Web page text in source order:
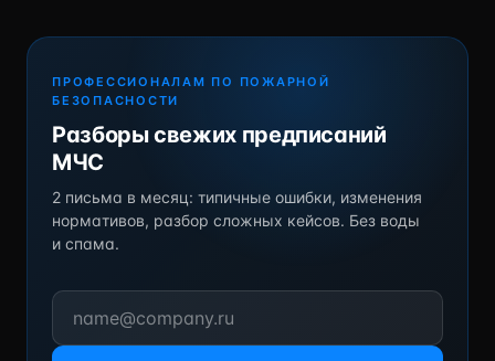
ПРОФЕССИОНАЛАМ ПО ПОЖАРНОЙ
БЕЗОПАСНОСТИ
Разборы свежих предписаний
МЧС
2 письма в месяц: типичные ошибки, изменения
нормативов, разбор сложных кейсов. Без воды
и спама.